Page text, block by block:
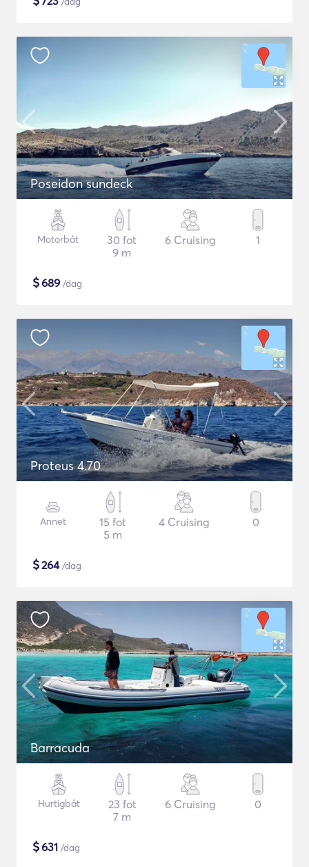
Poseidon sundeck
Motorbåt
30 fot
9 m
6 Cruising 1
$689 /dag
Proteus 4.70
Annet
15 fot
5 m
4 Cruising 0
$264/dag
Barracuda
Hurtigbåt
23 fot
7 m
6 Cruising 0
$631 /dag